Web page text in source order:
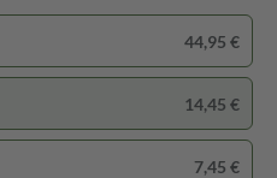
44,95 €
14,45 €
7,45 €